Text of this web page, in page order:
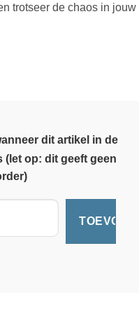
trotseer de chaos in jouw
dit artikel in de
op: dit geeft geen